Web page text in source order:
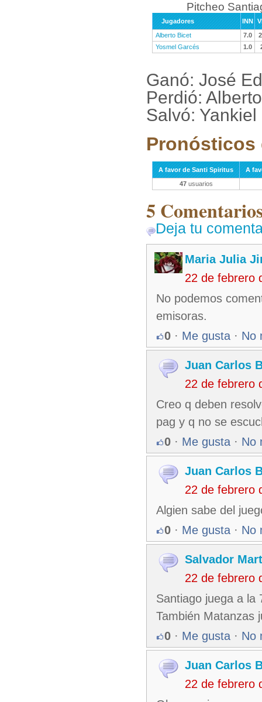
Pitcheo
Jugadores INN
Alberto Bicet
7.0
Yosmel Garcés
1.0
Ganó: José
Perdió:
Salvó:
Pronósticos
A favor de Santi Spiritus
A
47usuarios
5
Deja tu
Maria Julia
22 de febrero
No podemos
emisoras.
0 · Me gusta · No
Juan Carlos
22 de febrero
Creo q deben
pag y q no se
0 · Me gusta · No
Juan Carlos
22 de febrero
Algien sabe del
0 · Me gusta · No
Salvador
22 de febrero
Santiago juega a la
También Matanzas
0 · Me gusta · No
Juan Carlos
22 de febrero